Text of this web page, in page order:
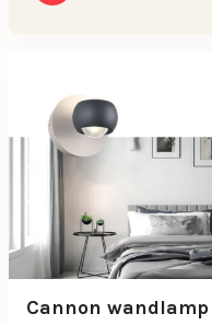
Cannon wandlamp